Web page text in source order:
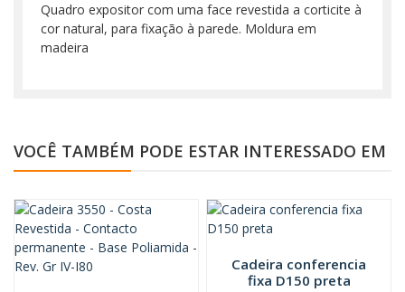
Quadro expositor com uma face revestida a corticite à
cor natural, para fixação à parede. Moldura em
madeira
VOCÊ TAMBÉM PODE ESTAR INTERESSADO EM
Cadeira conferencia
fixa D150 preta